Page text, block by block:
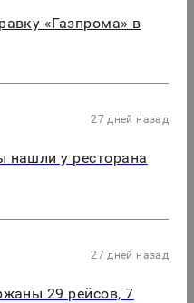
«Газпрома» в
27 дней назад
нашли у ресторана
27 дней назад
29 рейсов, 7